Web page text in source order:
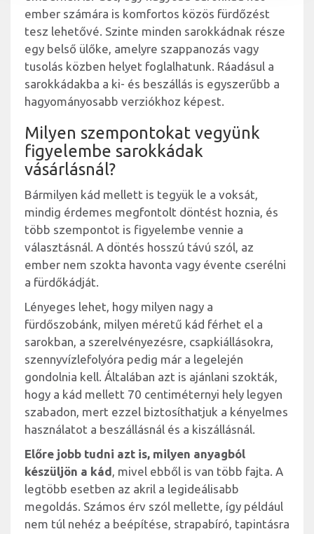
ember számára is komfortos közös fürdőzést
tesz lehetővé. Szinte minden sarokkádnak része
egy belső ülőke, amelyre szappanozás vagy
tusolás közben helyet foglalhatunk. Ráadásul a
sarokkádakba a ki- és beszállás is egyszerűbb a
hagyományosabb verziókhoz képest.
Milyen szempontokat vegyünk
figyelembe sarokkádak
vásárlásnál?
Bármilyen kád mellett is tegyük le a voksát,
mindig érdemes megfontolt döntést hoznia, és
több szempontot is figyelembe vennie a
választásnál. A döntés hosszú távú szól, az
ember nem szokta havonta vagy évente cserélni
a fürdőkádját.
Lényeges lehet, hogy milyen nagy a
fürdőszobánk, milyen méretű kád férhet el a
sarokban, a szerelvényezésre, csapkiállásokra,
szennyvízlefolyóra pedig már a legelején
gondolnia kell. Általában azt is ajánlani szokták,
hogy a kád mellett 70 centiméternyi hely legyen
szabadon, mert ezzel biztosíthatjuk a kényelmes
használatot a beszállásnál és a kiszállásnál.
Előre jobb tudni azt is, milyen anyagból
készüljön a kád, mivel ebből is van több fajta. A
legtöbb esetben az akril a legideálisabb
megoldás. Számos érv szól mellette, így például
nem túl nehéz a beépítése, strapabíró, tapintásra